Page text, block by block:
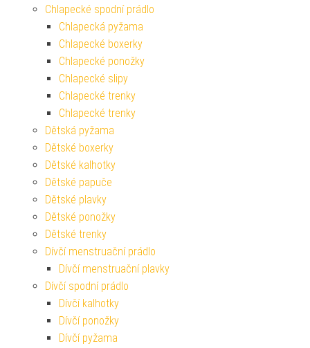
Chlapecké spodní prádlo
Chlapecká pyžama
Chlapecké boxerky
Chlapecké ponožky
Chlapecké slipy
Chlapecké trenky
Chlapecké trenky
Dětská pyžama
Dětské boxerky
Dětské kalhotky
Dětské papuče
Dětské plavky
Dětské ponožky
Dětské trenky
Dívčí menstruační prádlo
Dívčí menstruační plavky
Dívčí spodní prádlo
Dívčí kalhotky
Dívčí ponožky
Dívčí pyžama